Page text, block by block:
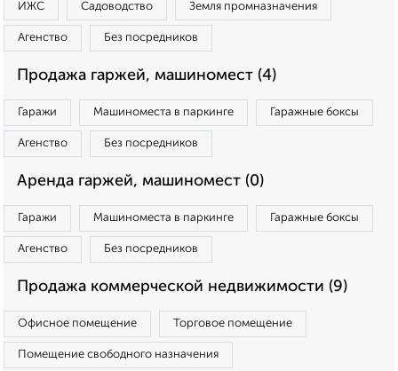
ИЖС Садоводство Земля промназначения
Агенство Без посредников
Продажа гаржей, машиномест (4)
Гаражи Машиноместа в паркинге Гаражные боксы
Агенство Без посредников
Аренда гаржей, машиномест (0)
Гаражи Машиноместа в паркинге Гаражные боксы
Агенство Без посредников
Продажа коммерческой недвижимости (9)
Офисное помещение Торговое помещение
Помещение свободного назначения